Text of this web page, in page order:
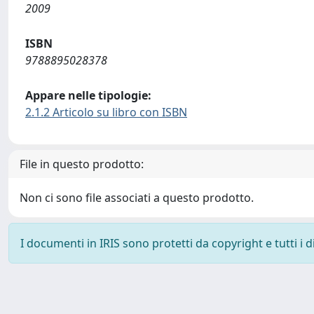
2009
ISBN
9788895028378
Appare nelle tipologie:
2.1.2 Articolo su libro con ISBN
File in questo prodotto:
Non ci sono file associati a questo prodotto.
I documenti in IRIS sono protetti da copyright e tutti i